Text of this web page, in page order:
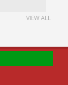
VIEW ALL